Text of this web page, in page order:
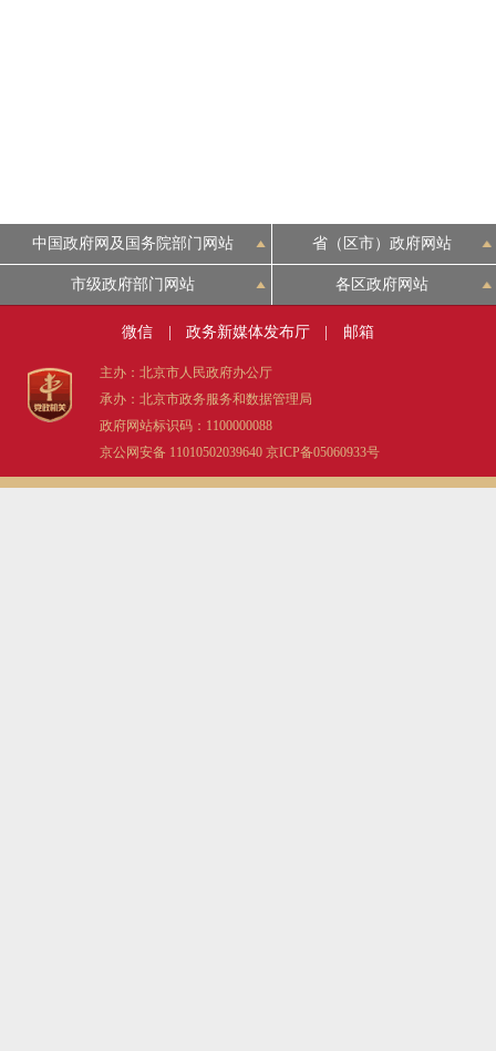
中国政府网及国务院部门网站 省（区市）政府网站
市级政府部门网站 各区政府网站
微信 政务新媒体发布厅 邮箱
主办：北京市人民政府办公厅
承办：北京市政务服务和数据管理局
政府网站标识码：1100000088
京公网安备 11010502039640 京ICP备05060933号